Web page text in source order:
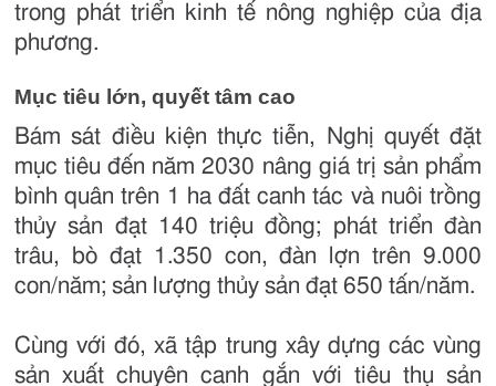
trong phát triển kinh tế nông nghiệp của địa
phương.
Mục tiêu lớn, quyết tâm cao
Bám sát điều kiện thực tiễn, Nghị quyết đặt
mục tiêu đến năm 2030 nâng giá trị sản phẩm
bình quân trên 1 ha đất canh tác và nuôi trồng
thủy sản đạt 140 triệu đồng; phát triển đàn
trâu, bò đạt 1.350 con, đàn lợn trên 9.000
con/năm; sản lượng thủy sản đạt 650 tấn/năm.
Cùng với đó, xã tập trung xây dựng các vùng
sản xuất chuyên canh gắn với tiêu thụ sản